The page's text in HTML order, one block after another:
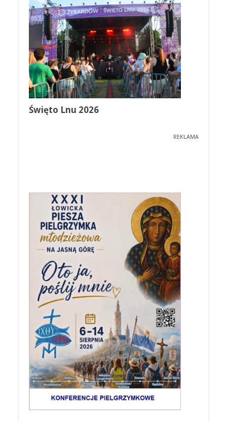
Święto Lnu 2026
REKLAMA